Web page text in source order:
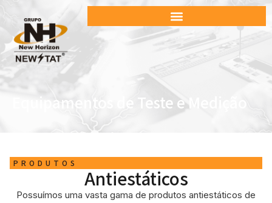
Equipamentos de Teste e Medição
PRODUTOS
Antiestáticos
Possuímos uma vasta gama de produtos antiestáticos de